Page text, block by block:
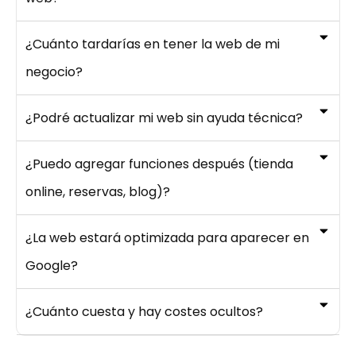
¿Cuánto tardarías en tener la web de mi
negocio?
¿Podré actualizar mi web sin ayuda técnica?
¿Puedo agregar funciones después (tienda
online, reservas, blog)?
¿La web estará optimizada para aparecer en
Google?
¿Cuánto cuesta y hay costes ocultos?